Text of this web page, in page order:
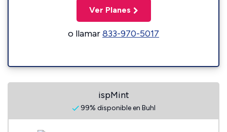
Ver Planes
o llamar833-970-5017
ispMint
99% disponible en Buhl